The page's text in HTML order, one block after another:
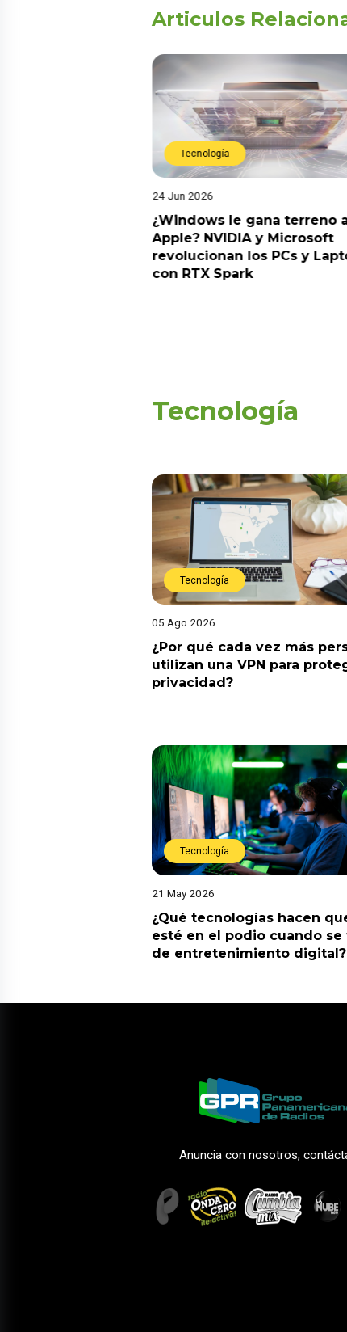
Articulos
Tecnología
24 Jun 2026
¿Windows le gana terreno a
Apple? NVIDIA y Microsoft
revolucionan los PCs y Laptops
con RTX Spark
Tecnología
Tecnología
05 Ago 2026
¿Por qué cada vez más
utilizan una VPN para
privacidad?
Tecnología
21 May 2026
¿Qué tecnologías hacen
esté en el podio cuando se
de entretenimiento digital?
Anuncia con nosotros,